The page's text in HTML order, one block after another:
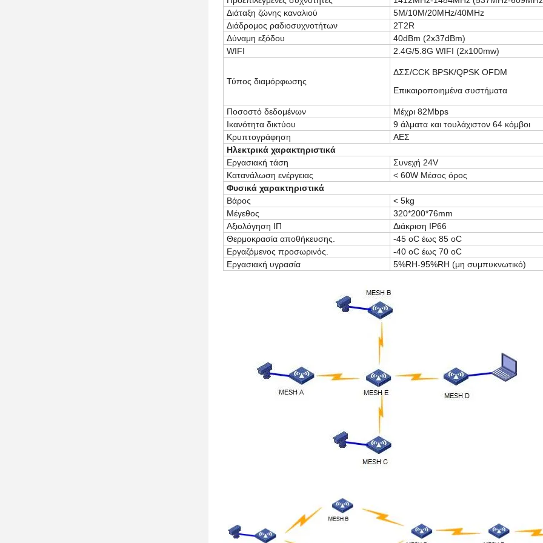
Διάταξη ζώνης καναλιού
5M/10M/20MHz/40MHz
Διάδρομος ραδιοσυχνοτήτων
2Τ2R
Δύναμη εξόδου
40dBm (2x37dBm)
WIFI
2.4G/5.8G WIFI (2x100mw)
Τύπος διαμόρφωσης
ΔΣΣ/CCK BPSK/QPSK OFDM
Επικαιροποιημένα συστήματα
Ποσοστό δεδομένων
Μέχρι 82Mbps
Ικανότητα δικτύου
9 άλματα και τουλάχιστον 64 κόμβοι
Κρυπτογράφηση
ΑΕΣ
Ηλεκτρικά χαρακτηριστικά
Εργασιακή τάση
Συνεχή 24V
Κατανάλωση ενέργειας
< 60W Μέσος όρος
Φυσικά χαρακτηριστικά
Βάρος
< 5kg
Μέγεθος
320*200*76mm
Αξιολόγηση ΙΠ
Διάκριση IP66
Θερμοκρασία αποθήκευσης.
-45 oC έως 85 oC
Εργαζόμενος προσωρινός.
-40 oC έως 70 oC
Εργασιακή υγρασία
5%RH-95%RH (μη συμπυκνωτικό)